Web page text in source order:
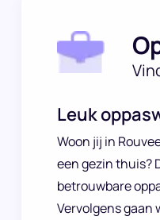
Leuk
Woon jij in
een gezin thuis?
betrouwbare
Vervolgens gaan